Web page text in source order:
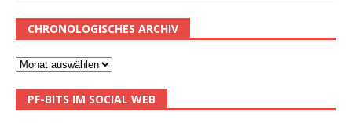
CHRONOLOGISCHES ARCHIV
PF-BITS IM SOCIAL WEB